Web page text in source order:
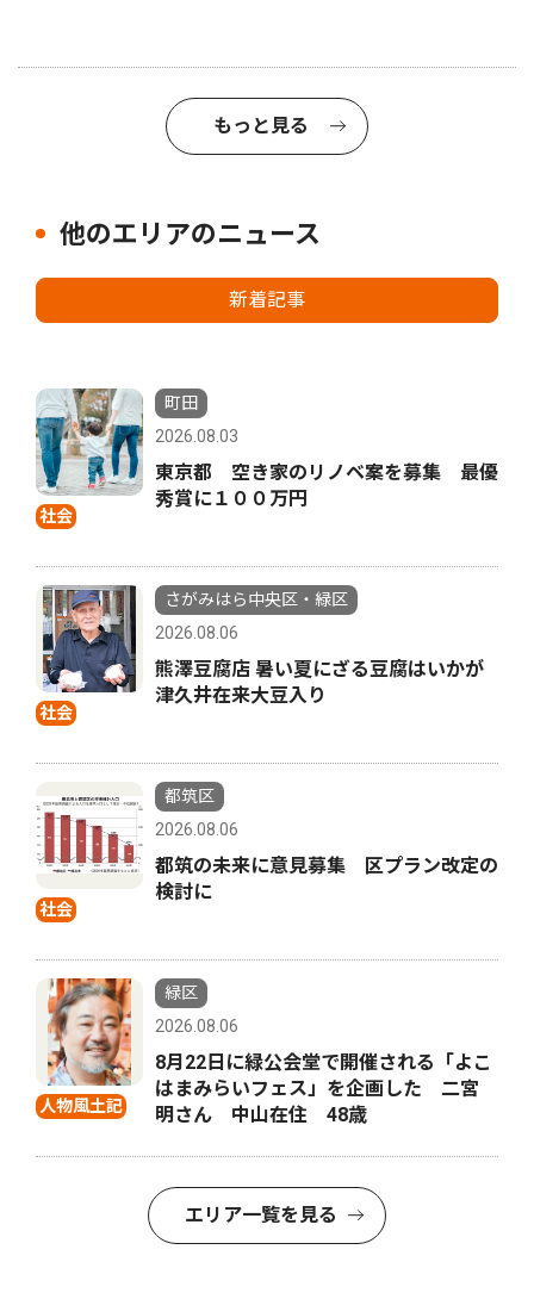
もっと見る
他のエリアのニュース
新着記事
社会
町田
2026.08.03
東京都 空き家のリノベ案を募集 最優
秀賞に１００万円
社会
さがみはら中央区・緑区
2026.08.06
熊澤豆腐店 暑い夏にざる豆腐はいかが
津久井在来大豆入り
社会
都筑区
2026.08.06
都筑の未来に意見募集 区プラン改定の
検討に
人物風土記
緑区
2026.08.06
8月22日に緑公会堂で開催される「よこ
はまみらいフェス」を企画した 二宮
明さん 中山在住 48歳
エリア一覧を見る